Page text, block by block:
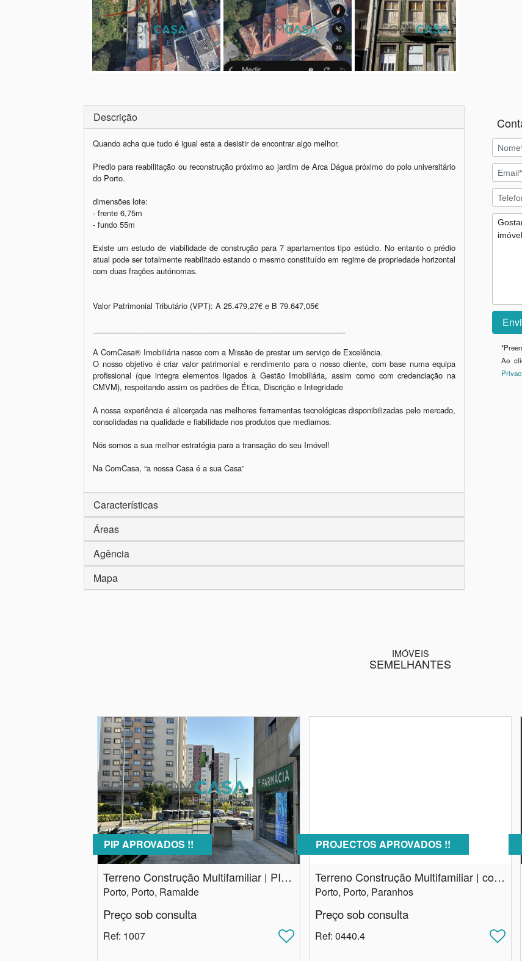
Descrição
Quando acha que tudo é igual esta a desistir de encontrar algo melhor.
Predio para reabilitação ou reconstrução próximo ao jardim de Arca Dágua próximo do polo universitário
do Porto.
dimensões lote:
- frente 6,75m
- fundo 55m
Existe um estudo de viabilidade de construção para 7 apartamentos tipo estúdio. No entanto o prédio
atual pode ser totalmente reabilitado estando o mesmo constituído em regime de propriedade horizontal
com duas frações autónomas.
Valor Patrimonial Tributário (VPT): A 25.479,27€ e B 79.647,05€
A ComCasa® Imobiliária nasce com a Missão de prestar um serviço de Excelência.
O nosso objetivo é criar valor patrimonial e rendimento para o nosso cliente, com base numa equipa
profissional (que integra elementos ligados à Gestão Imobiliária, assim como com credenciação na
CMVM), respeitando assim os padrões de Ética, Discrição e Integridade
A nossa experiência é alicerçada nas melhores ferramentas tecnológicas disponibilizadas pelo mercado,
consolidadas na qualidade e fiabilidade nos produtos que mediamos.
Nós somos a sua melhor estratégia para a transação do seu Imóvel!
Na ComCasa, “a nossa Casa é a sua Casa”
Características
Áreas
Agência
Mapa
*
Ao
IMÓVEIS
SEMELHANTES
PIP APROVADOS !!
Terreno Construção Multifamiliar | PIP aprovado | Porto
Porto, Porto, Ramalde
Preço sob consulta
Ref: 1007
PROJECTOS APROVADOS !!
Terreno Construção Multifamiliar | com projectos aprovados | Paranhos no Porto
Porto, Porto, Paranhos
Preço sob consulta
Ref: 0440.4